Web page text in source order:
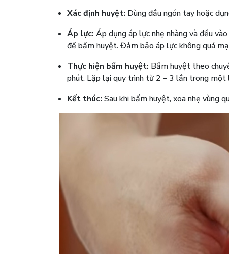
Xác định huyệt: Dùng đầu ngón tay hoặc
Áp lực: Áp dụng áp lực nhẹ nhàng và đều
để bấm huyệt. Đảm bảo áp lực không quá
Thực hiện bấm huyệt: Bấm huyệt theo
phút. Lặp lại quy trình từ 2 – 3 lần trong một
Kết thúc: Sau khi bấm huyệt, xoa nhẹ vùng